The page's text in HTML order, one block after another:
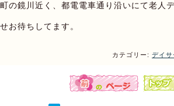
の鏡川近く、都電電車通り沿いにて老人
お待ちしてます。
カテゴリー: デイ